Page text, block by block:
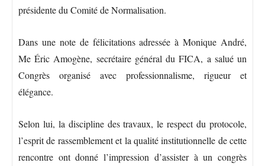
présidente du Comité de Normalisation.
Dans une note de félicitations adressée à Monique André,
Me Éric Amogène, secrétaire général du FICA, a salué un
Congrès organisé avec professionnalisme, rigueur et
élégance.
Selon lui, la discipline des travaux, le respect du protocole,
l’esprit de rassemblement et la qualité institutionnelle de cette
rencontre ont donné l’impression d’assister à un congrès